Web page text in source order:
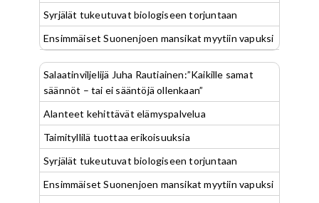
Syrjälät tukeutuvat biologiseen torjuntaan
Ensimmäiset Suonenjoen mansikat myytiin vapuksi
Salaatinviljelijä Juha Rautiainen:”Kaikille samat
säännöt – tai ei sääntöjä ollenkaan”
Alanteet kehittävät elämyspalvelua
Taimityllilä tuottaa erikoisuuksia
Syrjälät tukeutuvat biologiseen torjuntaan
Ensimmäiset Suonenjoen mansikat myytiin vapuksi